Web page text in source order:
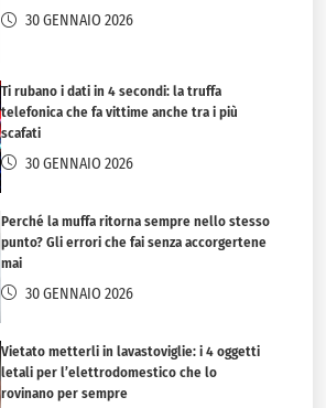
30 GENNAIO 2026
Ti rubano i dati in 4 secondi: la truffa
telefonica che fa vittime anche tra i più
scafati
30 GENNAIO 2026
Perché la muffa ritorna sempre nello stesso
punto? Gli errori che fai senza accorgertene
mai
30 GENNAIO 2026
Vietato metterli in lavastoviglie: i 4 oggetti
letali per l’elettrodomestico che lo
rovinano per sempre